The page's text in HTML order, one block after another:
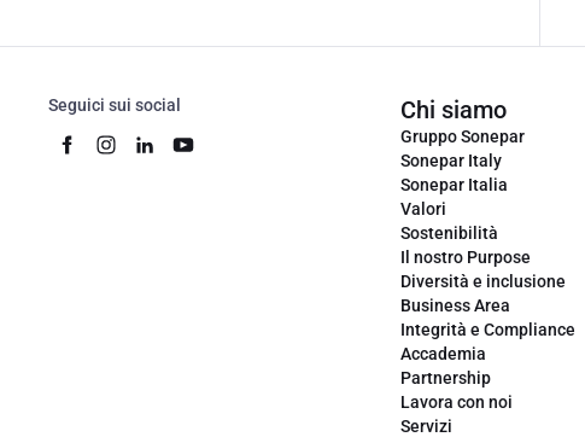
Seguici sui social Chi siamo
Gruppo Sonepar
Sonepar Italy
Sonepar Italia
Valori
Sostenibilità
Il nostro Purpose
Diversità e inclusione
Business Area
Integrità e Compliance
Accademia
Partnership
Lavora con noi
Servizi